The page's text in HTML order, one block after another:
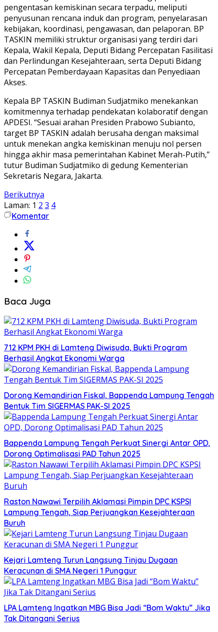
pengentasan kemiskinan secara terpadu, meliputi
penyusunan rencana induk dan program, penyelarasan
kebijakan, koordinasi, pengawasan, dan pelaporan. BP
TASKIN memiliki struktur organisasi yang terdiri dari
Kepala, Wakil Kepala, Deputi Bidang Percepatan Fasilitasi
dan Perlindungan Kesejahteraan, serta Deputi Bidang
Percepatan Pemberdayaan Kapasitas dan Penyediaan
Akses.
Kepala BP TASKIN Budiman Sudjatmiko menekankan
komitmennya terhadap pendekatan kolaboratif dengan
APDESI. “Sesuai arahan Presiden Prabowo Subianto,
target BP TASKIN adalah berusaha dengan maksimal
untuk menekan angka kemiskinan menuju nol persen
hingga akhir masa pemerintahan Kabinet Merah-Putih,”
tutur Budiman Sudjatmiko di gedung Kementerian
Sekretaris Negara, Jakarta.
Berikutnya
Laman: 1 2 3 4
Komentar
Baca Juga
712 KPM PKH di Lamteng Diwisuda, Bukti Program
Berhasil Angkat Ekonomi Warga
Dorong Kemandirian Fiskal, Bappenda Lampung Tengah
Bentuk Tim SIGERMAS PAK-SI 2025
Bappenda Lampung Tengah Perkuat Sinergi Antar OPD,
Dorong Optimalisasi PAD Tahun 2025
Raston Nawawi Terpilih Aklamasi Pimpin DPC KSPSI
Lampung Tengah, Siap Perjuangkan Kesejahteraan
Buruh
Kejari Lamteng Turun Langsung Tinjau Dugaan
Keracunan di SMA Negeri 1 Punggur
LPA Lamteng Ingatkan MBG Bisa Jadi “Bom Waktu” Jika
Tak Ditangani Serius